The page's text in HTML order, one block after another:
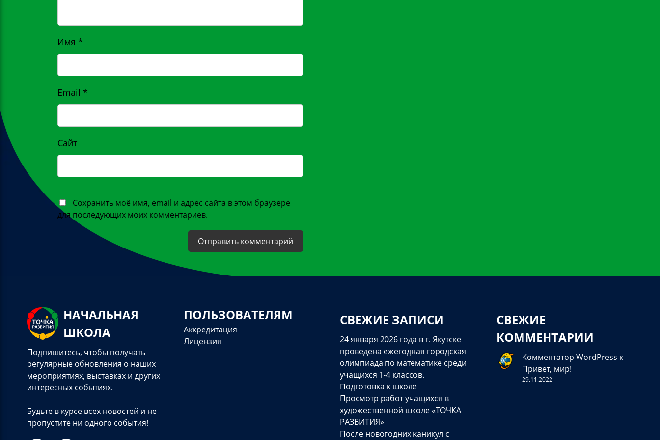
Имя *
Email *
Сайт
Сохранить моё имя, email и адрес сайта в этом браузере
для последующих моих комментариев.
НАЧАЛЬНАЯ
ШКОЛА
Подпишитесь, чтобы получать
регулярные обновления о наших
мероприятиях, выставках и других
интересных событиях.
Будьте в курсе всех новостей и не
пропустите ни одного события!
ПОЛЬЗОВАТЕЛЯМ
Аккредитация
Лицензия
СВЕЖИЕ ЗАПИСИ
24 января 2026 года в г. Якутске
проведена ежегодная городская
олимпиада по математике среди
учащихся 1-4 классов.
Подготовка к школе
Просмотр работ учащихся в
художественной школе «ТОЧКА
РАЗВИТИЯ»
После новогодних каникул с
СВЕЖИЕ
КОММЕНТАРИИ
Комментатор WordPress к
Привет, мир!
29.11.2022